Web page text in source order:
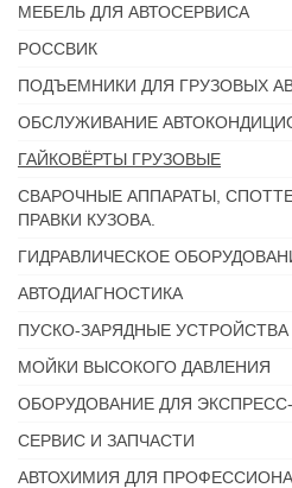
МЕБЕЛЬ ДЛЯ АВТОСЕРВИСА
РОССВИК
ПОДЪЕМНИКИ ДЛЯ ГРУЗОВЫХ
ОБСЛУЖИВАНИЕ
ГАЙКОВЁРТЫ ГРУЗОВЫЕ
СВАРОЧНЫЕ АППАРАТЫ,
ПРАВКИ КУЗОВА.
ГИДРАВЛИЧЕСКОЕ
АВТОДИАГНОСТИКА
ПУСКО-ЗАРЯДНЫЕ УСТРОЙСТВА
МОЙКИ ВЫСОКОГО ДАВЛЕНИЯ
ОБОРУДОВАНИЕ ДЛЯ
СЕРВИС И ЗАПЧАСТИ
АВТОХИМИЯ ДЛЯ